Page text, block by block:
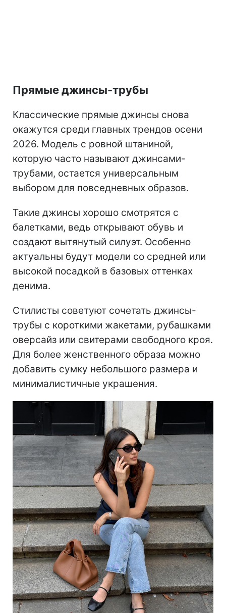
Прямые джинсы-трубы
Классические прямые джинсы снова
окажутся среди главных трендов осени
2026. Модель с ровной штаниной,
которую часто называют джинсами-
трубами, остается универсальным
выбором для повседневных образов.
Такие джинсы хорошо смотрятся с
балетками, ведь открывают обувь и
создают вытянутый силуэт. Особенно
актуальны будут модели со средней или
высокой посадкой в базовых оттенках
денима.
Стилисты советуют сочетать джинсы-
трубы с короткими жакетами, рубашками
оверсайз или свитерами свободного кроя.
Для более женственного образа можно
добавить сумку небольшого размера и
минималистичные украшения.